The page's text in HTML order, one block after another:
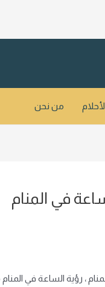
من نحن
في المنام
، رؤية الساعة في